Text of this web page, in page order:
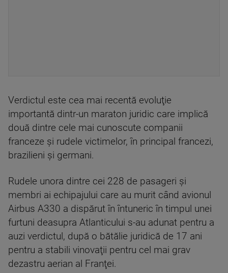
Verdictul este cea mai recentă evoluţie
importantă dintr-un maraton juridic care implică
două dintre cele mai cunoscute companii
franceze şi rudele victimelor, în principal francezi,
brazilieni şi germani.
Rudele unora dintre cei 228 de pasageri şi
membri ai echipajului care au murit când avionul
Airbus A330 a dispărut în întuneric în timpul unei
furtuni deasupra Atlanticului s-au adunat pentru a
auzi verdictul, după o bătălie juridică de 17 ani
pentru a stabili vinovaţii pentru cel mai grav
dezastru aerian al Franţei.